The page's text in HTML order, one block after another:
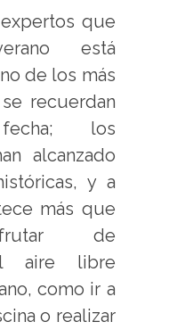
que
está
de los más
recuerdan
los
alcanzado
y a
más que
de
aire libre
como ir a
o realizar